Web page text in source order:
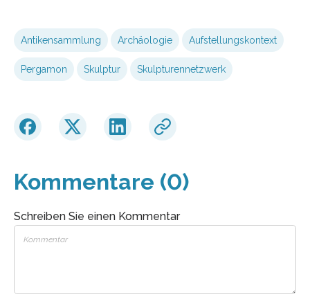
Antikensammlung Archäologie Aufstellungskontext
Pergamon Skulptur Skulpturennetzwerk
Kommentare (0)
Schreiben Sie einen Kommentar